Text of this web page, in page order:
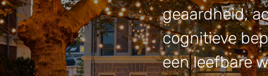
geaardheid,
cognitieve
een leefbare